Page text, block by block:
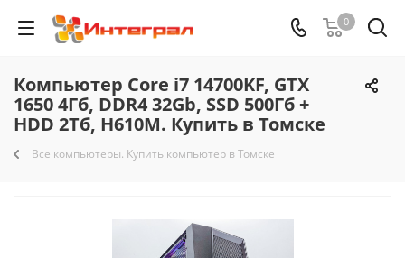
0
Компьютер Core i7 14700KF, GTX
1650 4Гб, DDR4 32Gb, SSD 500Гб +
HDD 2Тб, H610M. Купить в Томске
Все компьютеры. Купить компьютер в Томске